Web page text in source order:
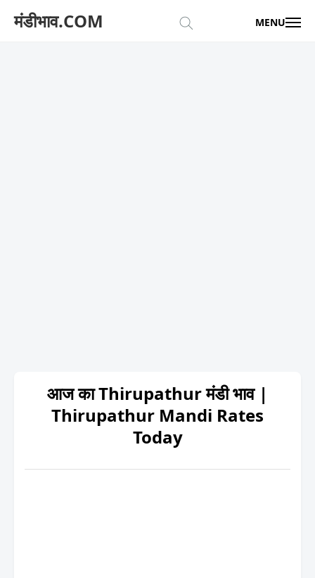
मंडीभाव.COM MENU
आज का Thirupathur मंडी भाव |
Thirupathur Mandi Rates
Today